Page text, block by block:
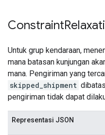
Constraint
Untuk grup kendaraan,
mana batasan kunjungan
mana. Pengiriman yang
skipped_shipment
pengiriman tidak dapat
Representasi JSON